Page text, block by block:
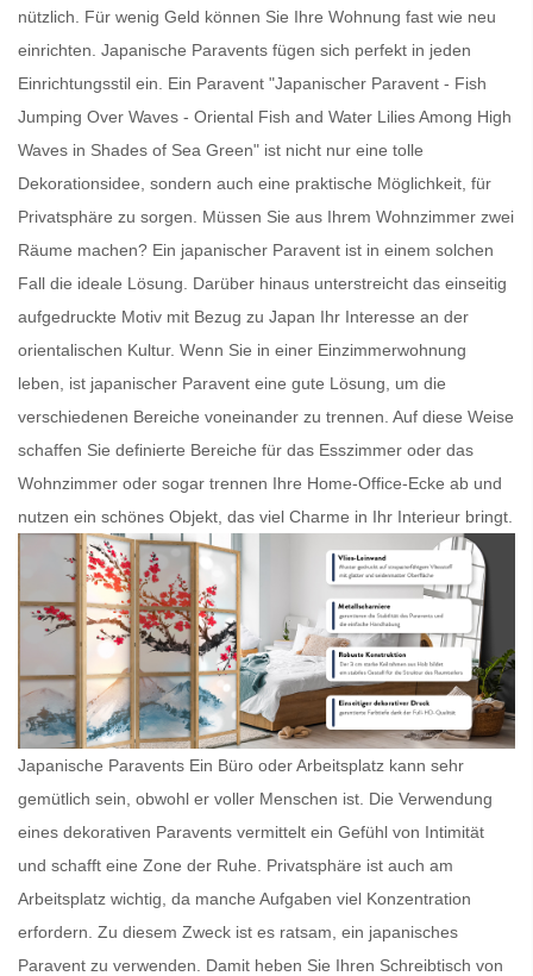
nützlich. Für wenig Geld können Sie Ihre Wohnung fast wie neu
einrichten. Japanische Paravents fügen sich perfekt in jeden
Einrichtungsstil ein. Ein Paravent "Japanischer Paravent - Fish
Jumping Over Waves - Oriental Fish and Water Lilies Among High
Waves in Shades of Sea Green" ist nicht nur eine tolle
Dekorationsidee, sondern auch eine praktische Möglichkeit, für
Privatsphäre zu sorgen. Müssen Sie aus Ihrem Wohnzimmer zwei
Räume machen? Ein japanischer Paravent ist in einem solchen
Fall die ideale Lösung. Darüber hinaus unterstreicht das einseitig
aufgedruckte Motiv mit Bezug zu Japan Ihr Interesse an der
orientalischen Kultur. Wenn Sie in einer Einzimmerwohnung
leben, ist japanischer Paravent eine gute Lösung, um die
verschiedenen Bereiche voneinander zu trennen. Auf diese Weise
schaffen Sie definierte Bereiche für das Esszimmer oder das
Wohnzimmer oder sogar trennen Ihre Home-Office-Ecke ab und
nutzen ein schönes Objekt, das viel Charme in Ihr Interieur bringt.
Japanische Paravents Ein Büro oder Arbeitsplatz kann sehr
gemütlich sein, obwohl er voller Menschen ist. Die Verwendung
eines dekorativen Paravents vermittelt ein Gefühl von Intimität
und schafft eine Zone der Ruhe. Privatsphäre ist auch am
Arbeitsplatz wichtig, da manche Aufgaben viel Konzentration
erfordern. Zu diesem Zweck ist es ratsam, ein japanisches
Paravent zu verwenden. Damit heben Sie Ihren Schreibtisch von